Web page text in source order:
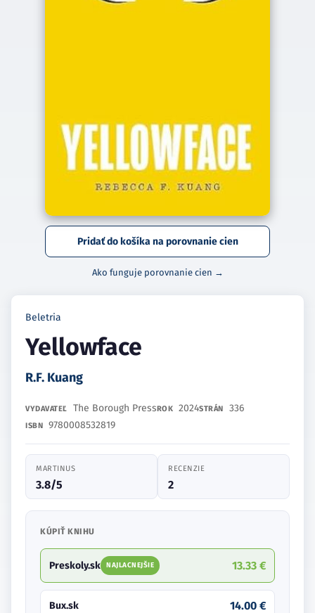
Pridať do košíka na porovnanie cien
Ako funguje porovnanie cien →
Beletria
Yellowface
R.F. Kuang
VYDAVATEĽ The Borough PressROK 2024STRÁN 336
ISBN 9780008532819
MARTINUS
3.8/5
RECENZIE
2
KÚPIŤ KNIHU
Preskoly.sk NAJLACNEJŠIE 13.33 €
Bux.sk 14.00 €